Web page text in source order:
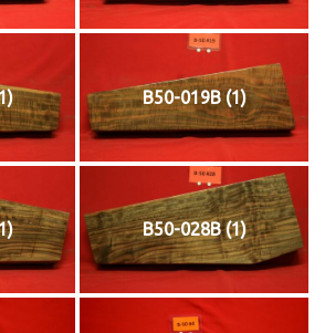
B50-019B (1)
B50-028B (1)